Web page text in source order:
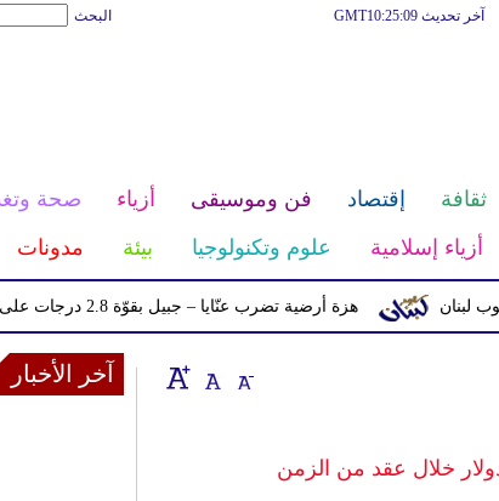
البحث آخر تحديث GMT10:25:09
ثقافة إقتصاد فن وموسيقى أزياء صحة
أزياء إسلامية علوم وتكنولوجيا بيئة مدونات
هزة أرضية تضرب عنّايا – جبيل بقوّة 2.8 درجات على مقياس ريختر
آخر الأخبار